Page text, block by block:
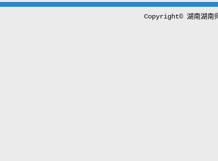
Copyright© 湖南湖